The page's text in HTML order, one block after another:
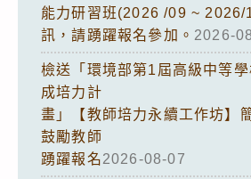
能力研習班(2026 /09 ~ 2026/
訊，請踴躍報名參加。 2026-
檢送「環境部第1屆高級中等
成培力計
畫」【教師培力永續工作坊】
鼓勵教師
踴躍報名2026-08-07